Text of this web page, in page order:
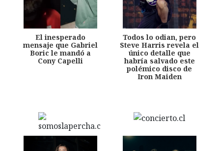
El inesperado
mensaje que Gabriel
Boric le mandó a
Cony Capelli
Todos lo odian, pero
Steve Harris revela el
único detalle que
habría salvado este
polémico disco de
Iron Maiden